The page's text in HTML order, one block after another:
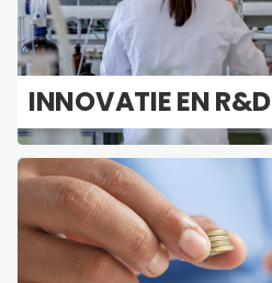
IN­NO­VA­TIE EN R&D